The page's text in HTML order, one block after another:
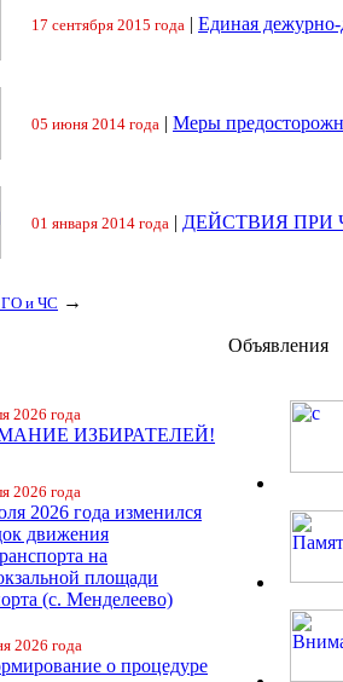
17 сентября 2015 года | Единая
05 июня 2014 года | Меры
01 января 2014 года | ДЕЙСТВИЯ ПРИ
ГО и ЧС →
2026 года
ИЗБИРАТЕЛЕЙ!
2026 года
2026 года изменился
движения
на
площади
(с. Менделеево)
2026 года
о процедуре
Объявления